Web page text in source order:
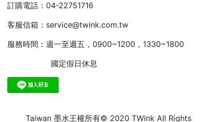
訂購電話：04-22751716
客服信箱：service@twink.com.tw
服務時間：週一至週五，0900~1200，1330~1800
國定假日休息
Taiwan 墨水王權所有© 2020 TWink All Rights